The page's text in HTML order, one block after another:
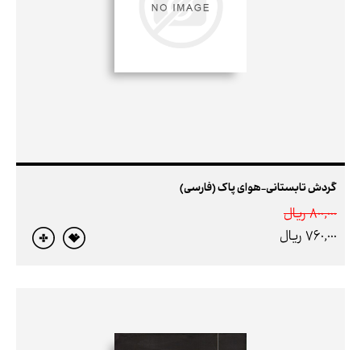
گردش تابستانی-هوای پاک (فارسی)
800,000 ريال
760,000 ريال